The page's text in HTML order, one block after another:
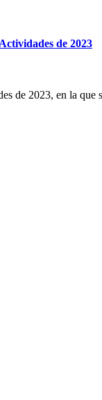
de 2023
2023, en la que